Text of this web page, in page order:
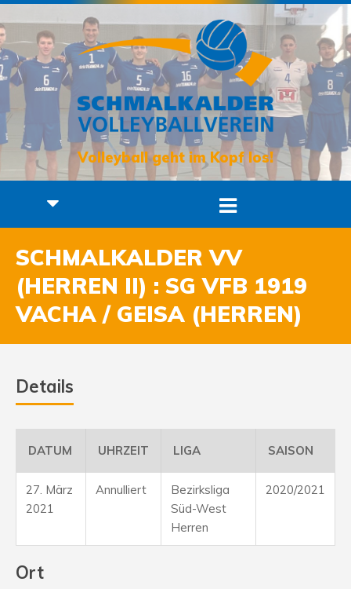
Volleyball geht im Kopf los!
SCHMALKALDER VV
(HERREN II) : SG VFB 1919
VACHA / GEISA (HERREN)
Details
DATUM UHRZEIT LIGA SAISON
27. März
2021
Annulliert
Bezirksliga
Süd-West
Herren
2020/2021
Ort